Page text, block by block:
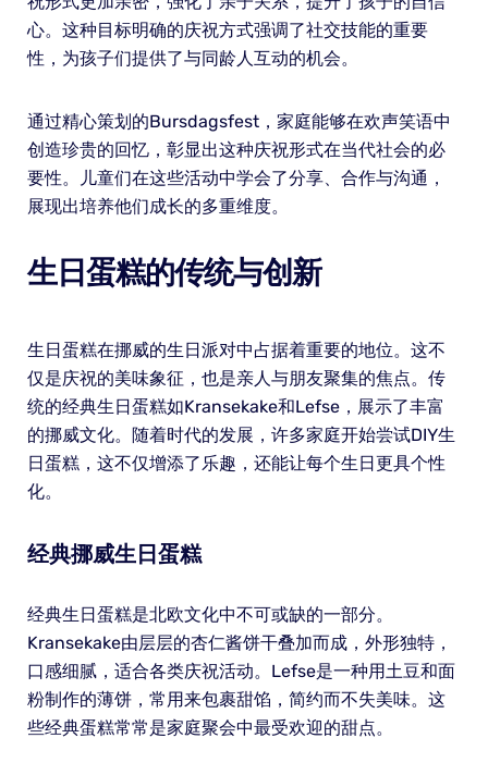
心。这种目标明确的庆祝方式强调了社交技能的重要
性，为孩子们提供了与同龄人互动的机会。
通过精心策划的Bursdagsfest，家庭能够在欢声笑语中
创造珍贵的回忆，彰显出这种庆祝形式在当代社会的必
要性。儿童们在这些活动中学会了分享、合作与沟通，
展现出培养他们成长的多重维度。
生日蛋糕的传统与创新
生日蛋糕在挪威的生日派对中占据着重要的地位。这不
仅是庆祝的美味象征，也是亲人与朋友聚集的焦点。传
统的经典生日蛋糕如Kransekake和Lefse，展示了丰富
的挪威文化。随着时代的发展，许多家庭开始尝试DIY生
日蛋糕，这不仅增添了乐趣，还能让每个生日更具个性
化。
经典挪威生日蛋糕
经典生日蛋糕是北欧文化中不可或缺的一部分。
Kransekake由层层的杏仁酱饼干叠加而成，外形独特，
口感细腻，适合各类庆祝活动。Lefse是一种用土豆和面
粉制作的薄饼，常用来包裹甜馅，简约而不失美味。这
些经典蛋糕常常是家庭聚会中最受欢迎的甜点。